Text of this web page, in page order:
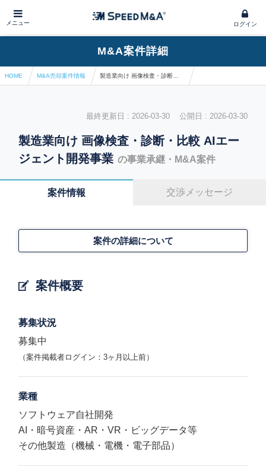
メニュー ログイン
M&A案件詳細
HOME M&A売却案件情報
最終更新日 : 2026-03-30 公開日 : 2026-03-30
製造業向け 画像検査・診断・比較 AIエー
ジェント開発事業 の事業承継・M&A案件
案件情報 交渉メッセージ
案件概要
案件の詳細について
募集状況
募集中
（案件掲載者ログイン：3ヶ月以上前）
業種
ソフトウェア自社開発
AI・暗号資産・AR・VR・ビッグデータ等
その他製造（機械・電機・電子部品）